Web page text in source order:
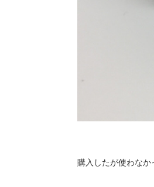
購入したが使わなか